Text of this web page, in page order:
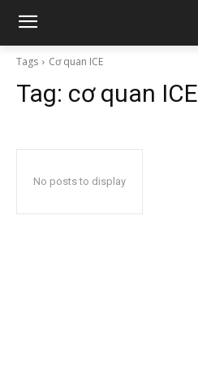
Tags Cơ quan ICE
Tag: cơ quan ICE
No posts to display